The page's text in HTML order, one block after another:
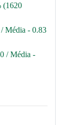
(1620
Média - 0.83
/ Média -